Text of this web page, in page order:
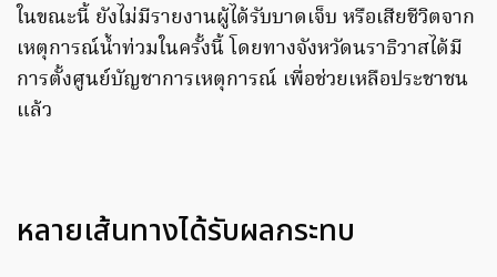
ในขณะนี้ ยังไม่มีรายงานผู้ได้รับบาดเจ็บ หรือเสียชีวิตจาก
เหตุการณ์น้ำท่วมในครั้งนี้ โดยทางจังหวัดนราธิวาสได้มี
การตั้งศูนย์บัญชาการเหตุการณ์ เพื่อช่วยเหลือประชาชน
แล้ว
หลายเส้นทางได้รับผลกระทบ